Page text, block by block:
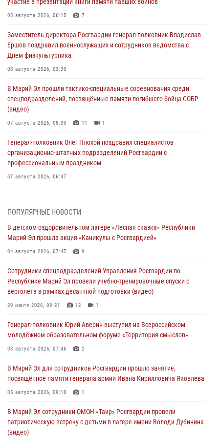
08 августа 2026, 06:15 7
Заместитель директора Росгвардии генерал-полковник Владислав
Ершов поздравил военнослужащих и сотрудников ведомства с
Днем физкультурника
08 августа 2026, 03:30
В Марий Эл прошли тактико-специальные соревнования среди
спецподразделений, посвящённые памяти погибшего бойца СОБР
(видео)
07 августа 2026, 08:30 11 1
Генерал-полковник Олег Плохой поздравил специалистов
организационно-штатных подразделений Росгвардии с
профессиональным праздником
07 августа 2026, 06:47
Всероссийском семинаре в Нижнем Новгороде (видео)
07 августа 2026, 06:25 8 1
Команда «Росгвардия» принимает участие в военно-спортивном
07 августа 2026, 05:43 10
Представитель вневедомственной охраны Управления Росгвардии
по Республике Марий Эл принял участие в учебно-методическом
06 августа 2026, 09:37 10
В Марий Эл сотрудники ЛРР Росгвардии за прошедший месяц
06 августа 2026, 08:00
В Марий Эл сотрудники вневедомственной охраны Росгвардии за
05 августа 2026, 09:44
ПОПУЛЯРНЫЕ НОВОСТИ
В детском оздоровительном лагере «Лесная сказка» Республики
Марий Эл прошла акция «Каникулы с Росгвардией»
04 августа 2026, 07:47 9
Сотрудники спецподразделений Управления Росгвардии по
Республике Марий Эл провели учебно-тренировочные спуски с
вертолета в рамках десантной подготовки (видео)
29 июля 2026, 08:21 12 1
Генерал-полковник Юрий Аверин выступил на Всероссийском
молодёжном образовательном форуме «Территория смыслов»
03 августа 2026, 07:46 2
В Марий Эл для сотрудников Росгвардии прошло занятие,
посвящённое памяти генерала армии Ивана Кирилловича Яковлева
05 августа 2026, 09:10 1
В Марий Эл сотрудники ОМОН «Таир» Росгвардии провели
патриотическую встречу с детьми в лагере имени Володи Дубинина
(видео)